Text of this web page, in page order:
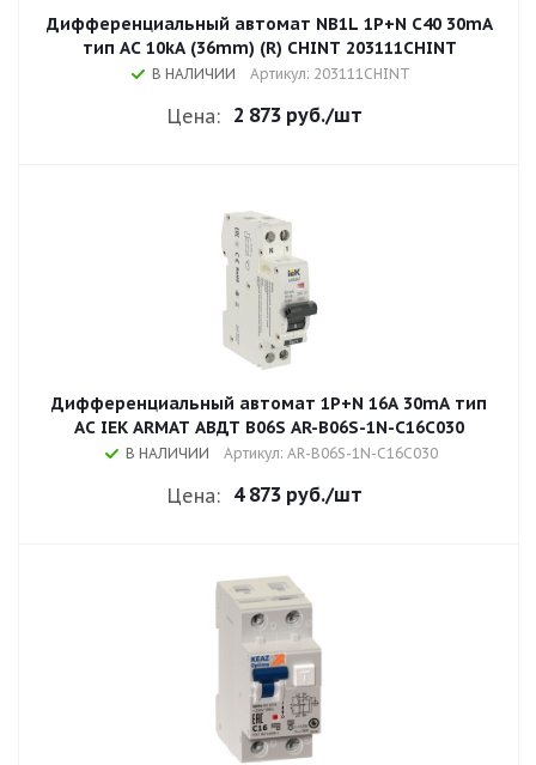
Дифференциальный автомат NB1L 1P+N C40 30mA
тип AC 10kA (36mm) (R) CHINT 203111CHINT
В НАЛИЧИИ Артикул: 203111CHINT
Цена: 2 873 руб./шт
Дифференциальный автомат 1P+N 16A 30mA тип
AC IEK ARMAT АВДТ B06S AR-B06S-1N-C16C030
В НАЛИЧИИ Артикул: AR-B06S-1N-C16C030
Цена: 4 873 руб./шт